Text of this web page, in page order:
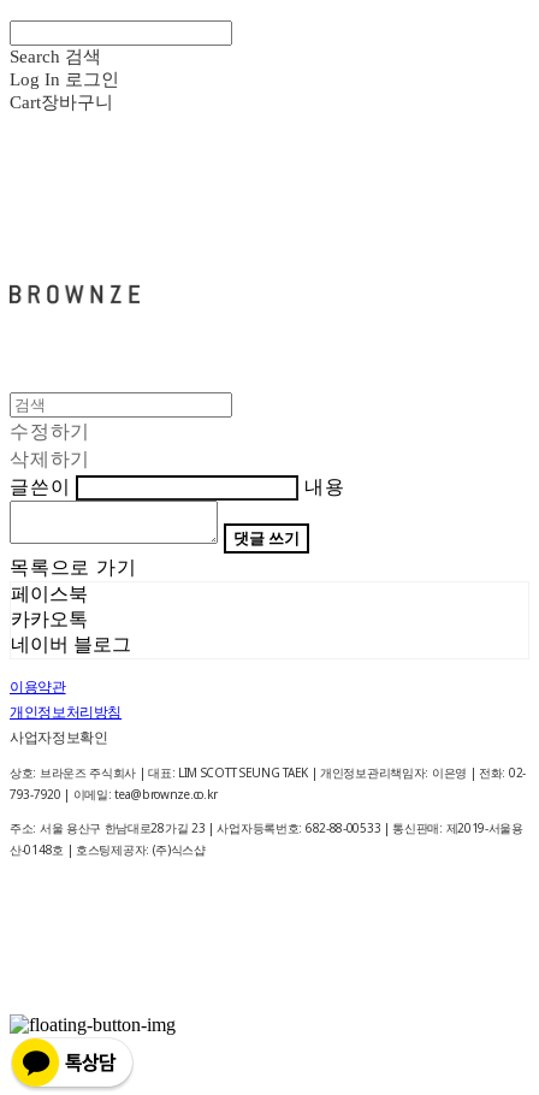
Search 검색
Log In 로그인
Cart장바구니
수정하기
삭제하기
글쓴이
내용
댓글 쓰기
목록으로 가기
페이스북
카카오톡
네이버 블로그
이용약관
개인정보처리방침
사업자정보확인
상호: 브라운즈 주식회사 | 대표: LIM SCOTT SEUNG TAEK | 개인정보관리책임자: 이은영 | 전화: 02-
793-7920 | 이메일: tea@brownze.co.kr
주소: 서울 용산구 한남대로28가길 23 | 사업자등록번호: 682-88-00533 | 통신판매: 제2019-서울용
산-0148호 | 호스팅제공자: (주)식스샵